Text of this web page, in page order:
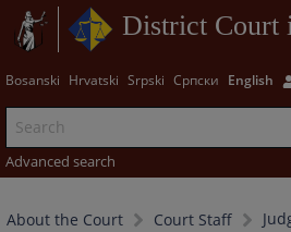
District Court
Bosanski Hrvatski Srpski Српски English
Advanced search
About the Court Court Staff